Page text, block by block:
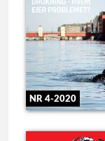
NR 4-2020